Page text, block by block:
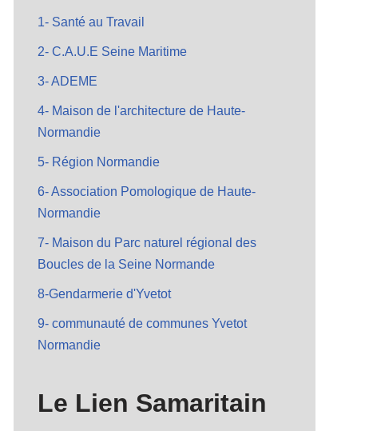
1- Santé au Travail
2- C.A.U.E Seine Maritime
3- ADEME
4- Maison de l'architecture de Haute-
Normandie
5- Région Normandie
6- Association Pomologique de Haute-
Normandie
7- Maison du Parc naturel régional des
Boucles de la Seine Normande
8-Gendarmerie d'Yvetot
9- communauté de communes Yvetot
Normandie
Le Lien Samaritain